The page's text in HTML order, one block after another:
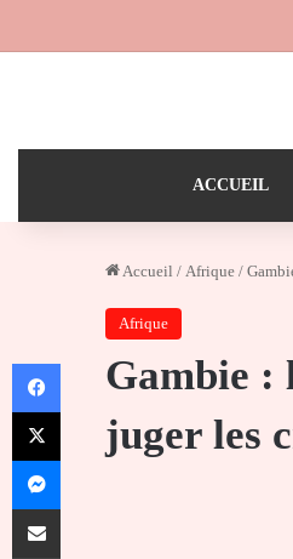
ACCUEIL
Accueil / Afrique /
Afrique
Gambie :
juger les
Facebook
X
Messenger
Partager par email